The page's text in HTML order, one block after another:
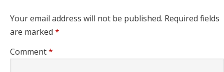
Your email address will not be published. Required fields
are marked *
Comment*